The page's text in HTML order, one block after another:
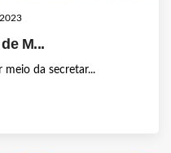
M...
da secretar...